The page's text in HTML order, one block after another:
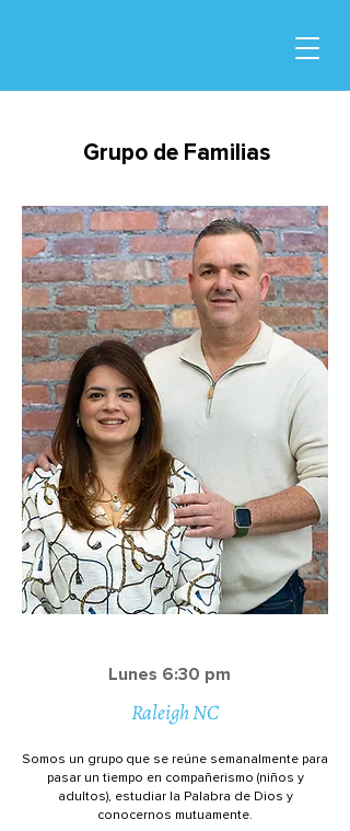
Grupo de Familias
Grupo de Familias
Lunes 6:30 pm
Raleigh NC
Somos un grupo que se reúne semanalmente para
pasar un tiempo en compañerismo (niños y
adultos), estudiar la Palabra de Dios y
conocernos mutuamente.